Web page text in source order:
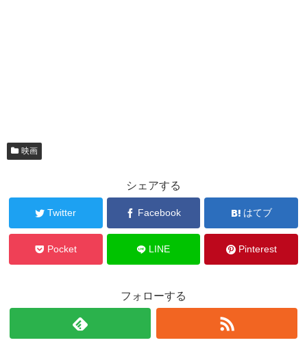
映画
シェアする
Twitter Facebook はてブ
Pocket LINE Pinterest
フォローする